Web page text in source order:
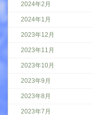
2024年2月
2024年1月
2023年12月
2023年11月
2023年10月
2023年9月
2023年8月
2023年7月